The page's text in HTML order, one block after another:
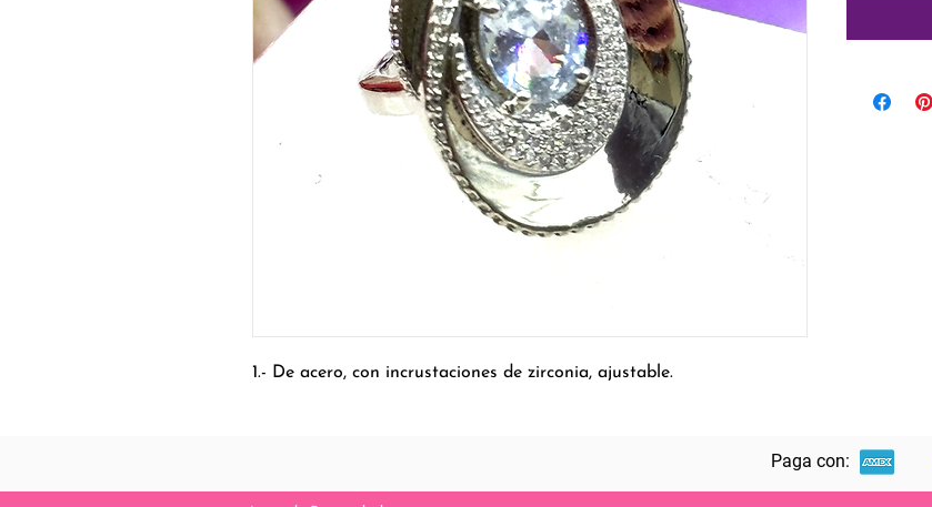
1.- De acero, con incrustaciones de zirconia, ajustable.
Paga con: